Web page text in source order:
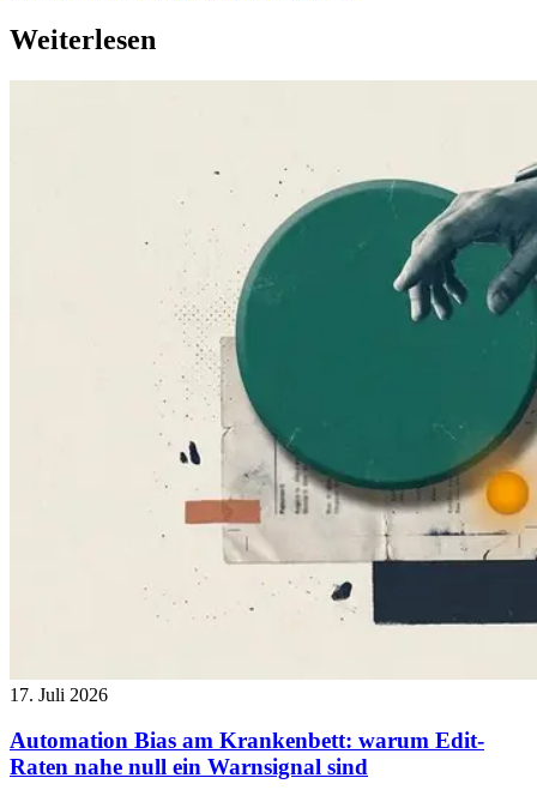
Weiterlesen
17. Juli 2026
Automation Bias am Krankenbett: warum Edit-
Raten nahe null ein Warnsignal sind